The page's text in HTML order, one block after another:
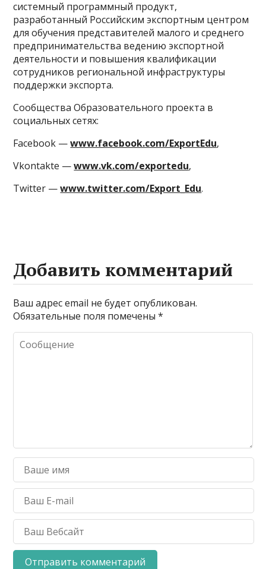
системный программный продукт,
разработанный Российским экспортным центром
для обучения представителей малого и среднего
предпринимательства ведению экспортной
деятельности и повышения квалификации
сотрудников региональной инфраструктуры
поддержки экспорта.
Сообщества Образовательного проекта в
социальных сетях:
Facebook —www.facebook.com/ExportEdu,
Vkontakte —www.vk.com/exportedu,
Twitter —www.twitter.com/Export_Edu.
Добавить комментарий
Ваш адрес email не будет опубликован.
Обязательные поля помечены*